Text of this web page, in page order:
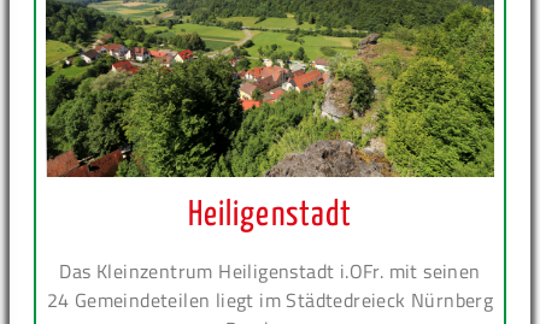
Heiligenstadt
Das Kleinzentrum Heiligenstadt i.OFr. mit seinen
24 Gemeindeteilen liegt im Städtedreieck Nürnberg